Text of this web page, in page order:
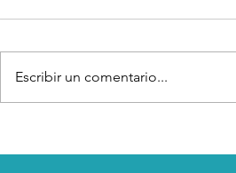
emocional también es
Escribir un comentario...